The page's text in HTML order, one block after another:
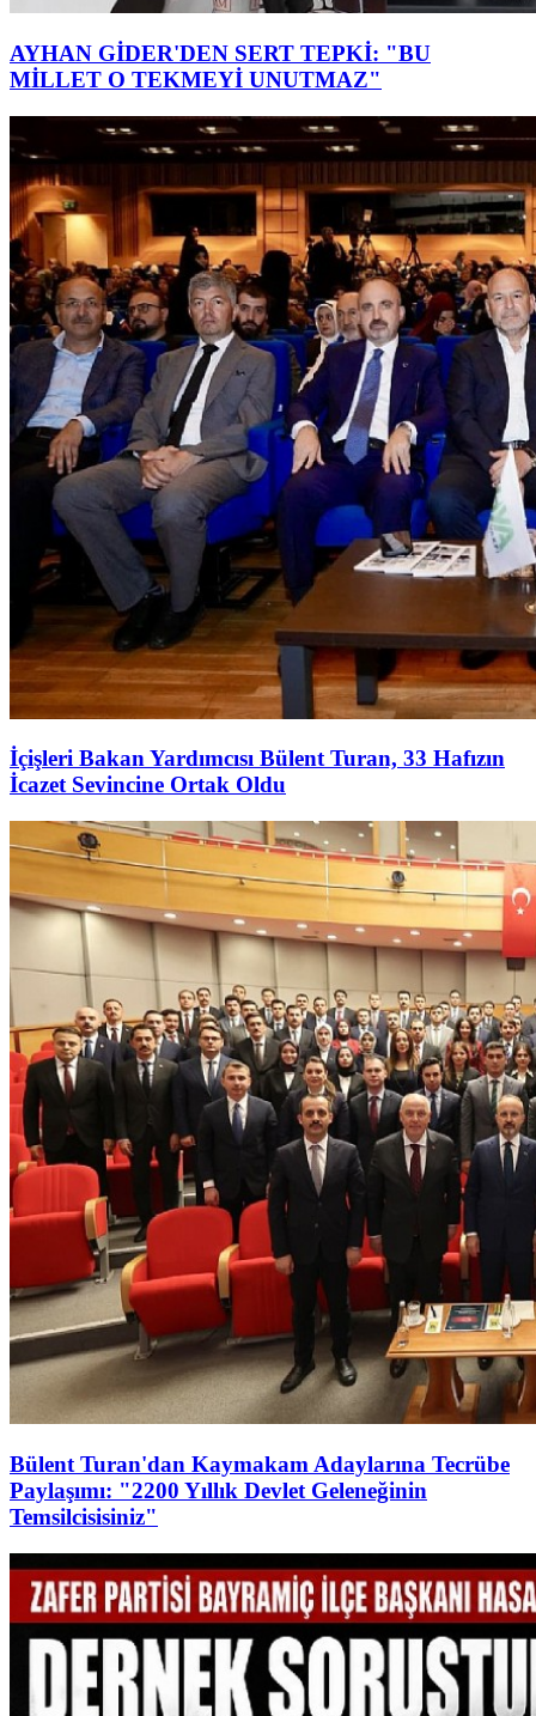
AYHAN GİDER'DEN SERT TEPKİ: "BU
MİLLET O TEKMEYİ UNUTMAZ"
İçişleri Bakan Yardımcısı Bülent Turan, 33 Hafızın
İcazet Sevincine Ortak Oldu
Bülent Turan'dan Kaymakam Adaylarına Tecrübe
Paylaşımı: "2200 Yıllık Devlet Geleneğinin
Temsilcisisiniz"